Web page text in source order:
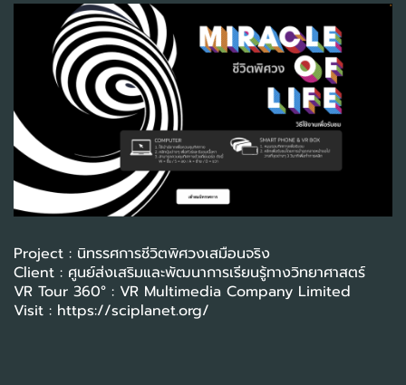
Project : นิทรรศการชีวิตพิศวงเสมือนจริง
Client : ศูนย์ส่งเสริมและพัฒนาการเรียนรู้ทางวิทยาศาสตร์
VR Tour 360° : VR Multimedia Company Limited
Visit : https://sciplanet.org/